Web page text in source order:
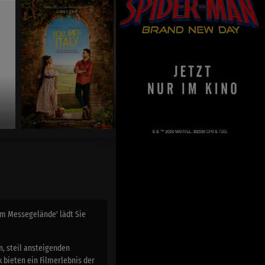
Messegelände' lädt Sie
steil ansteigenden
bieten ein Filmerlebnis der